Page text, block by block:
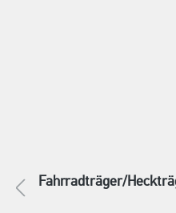
Fahrradträger/